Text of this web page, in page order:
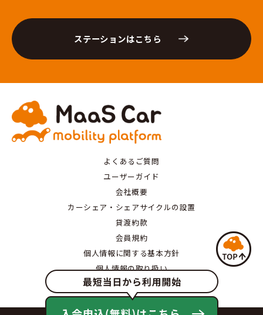
ステーションはこちら
よくあるご質問
ユーザーガイド
会社概要
カーシェア・シェアサイクルの設置
貸渡約款
会員規約
個人情報に関する基本方針
個人情報の取り扱い
特定商取引にもとづく表記